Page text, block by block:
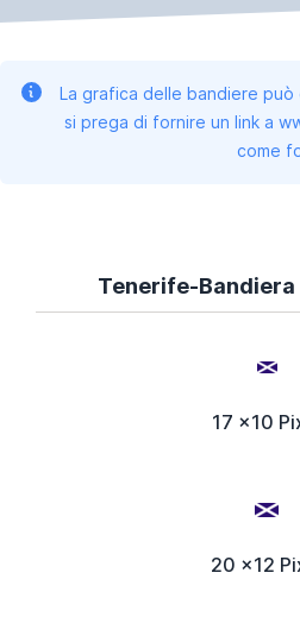
La grafica delle bandiere
si prega di fornire un link a
come
Tenerife-
17 x10
20 x12